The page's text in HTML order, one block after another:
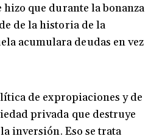
hizo que durante la bonanza
de la historia de la
acumulara deudas en vez
de expropiaciones y de
privada que destruye
inversión. Eso se trata